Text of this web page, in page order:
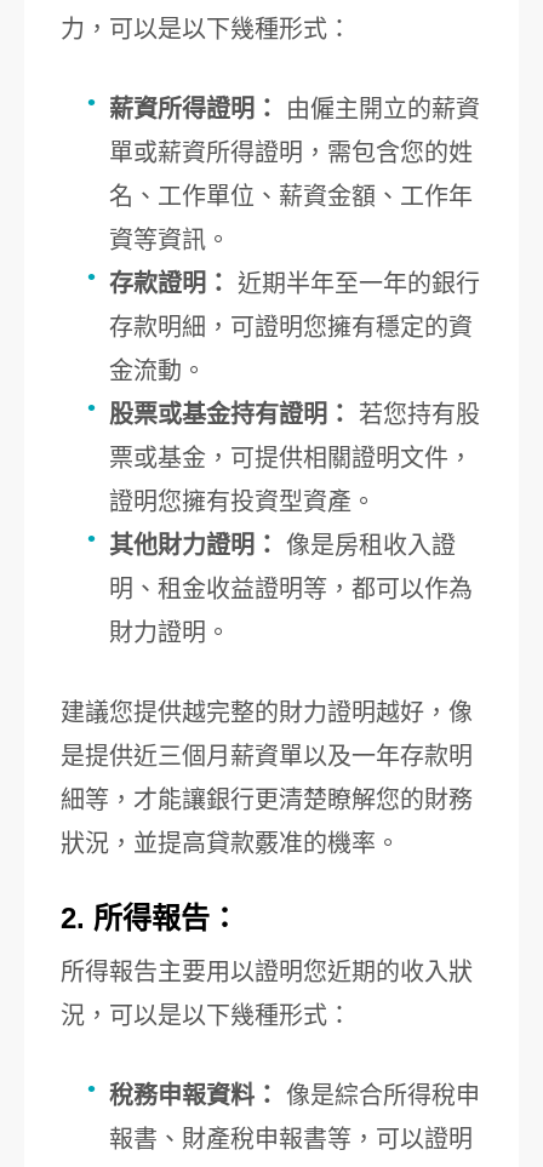
力，可以是以下幾種形式：
薪資所得證明：
由僱主開立的薪資
單或薪資所得證明，需包含您的姓
名、工作單位、薪資金額、工作年
資等資訊。
存款證明：
近期半年至一年的銀行
存款明細，可證明您擁有穩定的資
金流動。
股票或基金持有證明：
若您持有股
票或基金，可提供相關證明文件，
證明您擁有投資型資產。
其他財力證明： 像是房租收入證
明、租金收益證明等，都可以作為
財力證明。
建議您提供越完整的財力證明越好，像
是提供近三個月薪資單以及一年存款明
細等，才能讓銀行更清楚瞭解您的財務
狀況，並提高貸款覈准的機率。
2. 所得報告：
所得報告主要用以證明您近期的收入狀
況，可以是以下幾種形式：
稅務申報資料： 像是綜合所得稅申
報書、財產稅申報書等，可以證明